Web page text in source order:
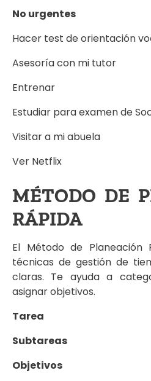
No urgentes
Hacer test de orientación
Asesoría con mi tutor
Entrenar
Estudiar para examen de
Visitar a mi abuela
Ver Netflix
MÉTODO DE
RÁPIDA
El Método de Planeación
técnicas de gestión de
claras. Te ayuda a
asignar objetivos.
Tarea
Subtareas
Objetivos